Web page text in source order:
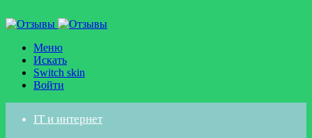
Меню
Искать
Switch skin
Войти
IT и интернет